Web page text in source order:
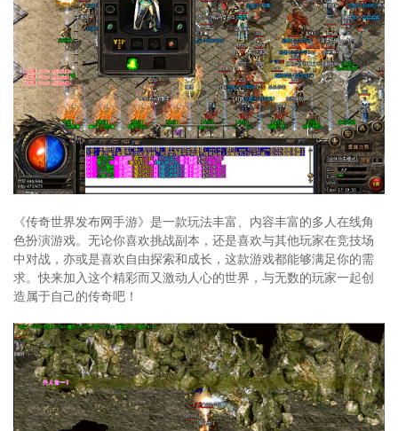
《传奇世界发布网手游》是一款玩法丰富、内容丰富的多人在线角
色扮演游戏。无论你喜欢挑战副本，还是喜欢与其他玩家在竞技场
中对战，亦或是喜欢自由探索和成长，这款游戏都能够满足你的需
求。快来加入这个精彩而又激动人心的世界，与无数的玩家一起创
造属于自己的传奇吧！